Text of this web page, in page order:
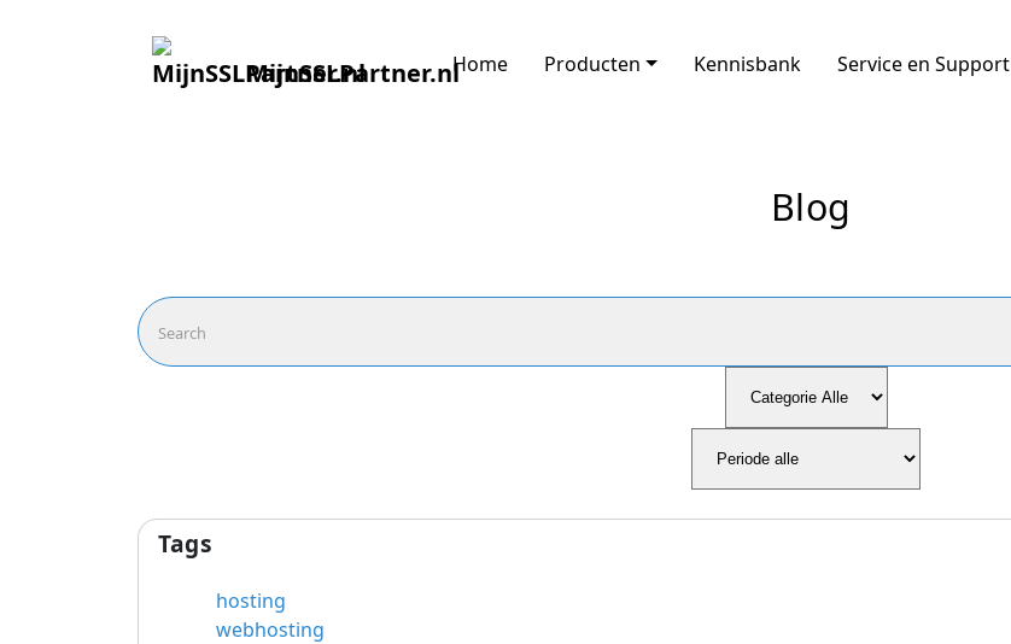
MijnSSLPartner.nlHome Producten Kennisbank Service en Support
Blog
Tags
hosting
webhosting